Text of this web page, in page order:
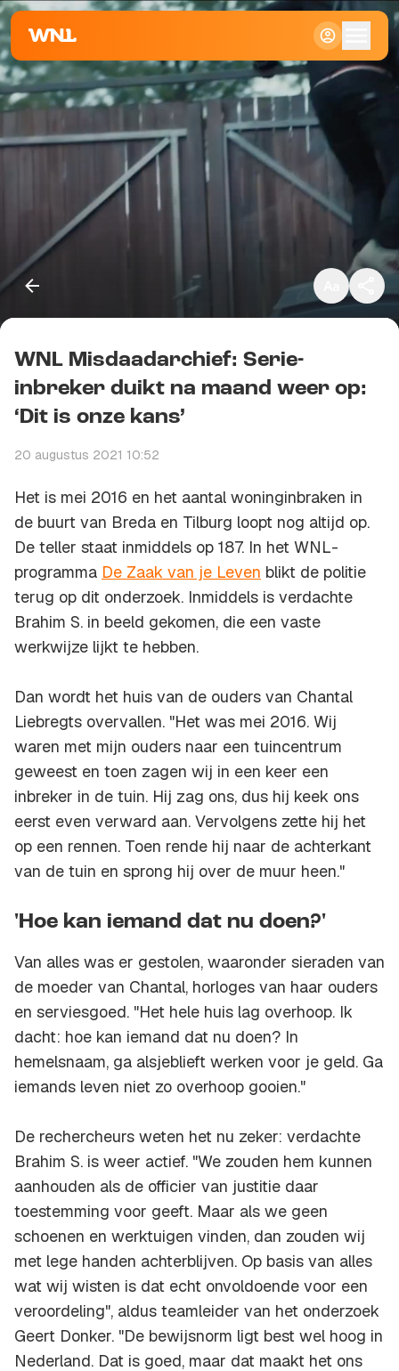
Kopieer link
WNL Misdaadarchief: Serie-
inbreker duikt na maand weer op:
‘Dit is onze kans’
20 augustus 2021 10:52
Het is mei 2016 en het aantal woninginbraken in
de buurt van Breda en Tilburg loopt nog altijd op.
De teller staat inmiddels op 187. In het WNL-
programma De Zaak van je Leven blikt de politie
terug op dit onderzoek. Inmiddels is verdachte
Brahim S. in beeld gekomen, die een vaste
werkwijze lijkt te hebben.
Dan wordt het huis van de ouders van Chantal
Liebregts overvallen. "Het was mei 2016. Wij
waren met mijn ouders naar een tuincentrum
geweest en toen zagen wij in een keer een
inbreker in de tuin. Hij zag ons, dus hij keek ons
eerst even verward aan. Vervolgens zette hij het
op een rennen. Toen rende hij naar de achterkant
van de tuin en sprong hij over de muur heen."
'Hoe kan iemand dat nu doen?'
Van alles was er gestolen, waaronder sieraden van
de moeder van Chantal, horloges van haar ouders
en serviesgoed. "Het hele huis lag overhoop. Ik
dacht: hoe kan iemand dat nu doen? In
hemelsnaam, ga alsjeblieft werken voor je geld. Ga
iemands leven niet zo overhoop gooien."
De rechercheurs weten het nu zeker: verdachte
Brahim S. is weer actief. "We zouden hem kunnen
aanhouden als de officier van justitie daar
toestemming voor geeft. Maar als we geen
schoenen en werktuigen vinden, dan zouden wij
met lege handen achterblijven. Op basis van alles
wat wij wisten is dat echt onvoldoende voor een
veroordeling", aldus teamleider van het onderzoek
Geert Donker. "De bewijsnorm ligt best wel hoog in
Nederland. Dat is goed, maar dat maakt het ons